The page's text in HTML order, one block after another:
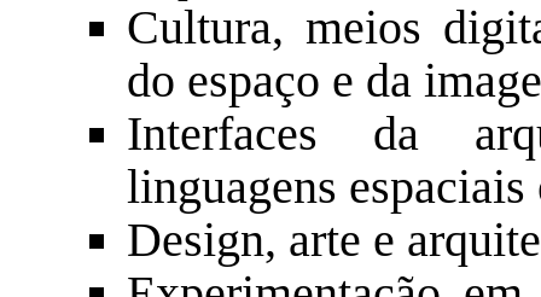
Cultura, meios
do espaço e da
Interfaces da
linguagens
Design, arte e